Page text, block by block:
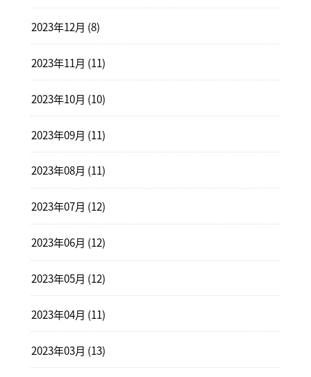
2023年12月 (8)
2023年11月 (11)
2023年10月 (10)
2023年09月 (11)
2023年08月 (11)
2023年07月 (12)
2023年06月 (12)
2023年05月 (12)
2023年04月 (11)
2023年03月 (13)